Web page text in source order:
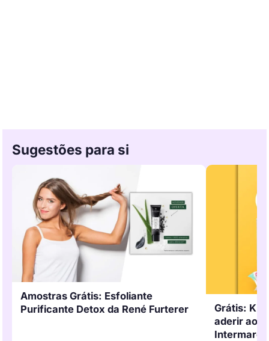
Sugestões para si
Amostras Grátis: Esfoliante
Purificante Detox da René Furterer
Grátis: Kit
aderir ao